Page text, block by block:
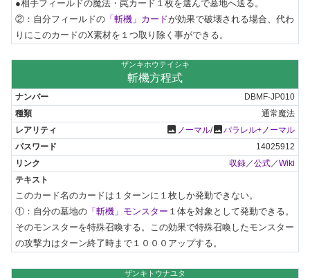
●相手フィールドの魔法・罠カード１枚を選んで墓地へ送る。
②：自分フィールドの 「斬機」カードが効果で破壊される場合、代わ
りにこのカードのX素材を１つ取り除く事ができる。
ザンキホウテイシキ
斬機方程式
DBMF-JP010
通常魔法
photo ノーマル/photoパラレル+ノーマル
14025912
収録／公式／Wiki
このカード名のカードは１ターンに１枚しか発動できない。
①：自分の墓地の 「斬機」モンスター １体を対象として発動できる。
そのモンスターを特殊召喚する。この効果で特殊召喚したモンスター
の攻撃力はターン終了時まで１０００アップする。
ザンキトウナユタ